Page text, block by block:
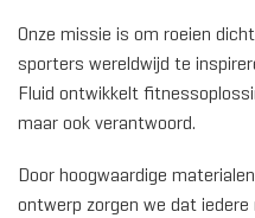
Onze missie is om roeien
sporters wereldwijd te
Fluid ontwikkelt
maar ook verantwoord.
Door hoogwaardige
ontwerp zorgen we dat